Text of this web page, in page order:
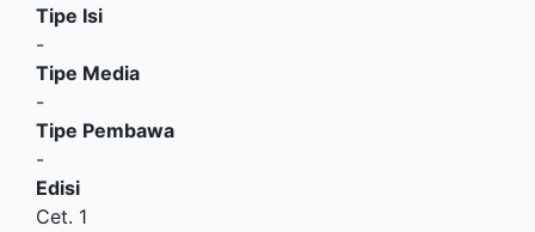
Tipe Isi
-
Tipe Media
-
Tipe Pembawa
-
Edisi
Cet. 1